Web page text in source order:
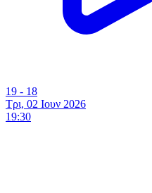
19 - 18
Τρι, 02 Ιουν 2026
19:30